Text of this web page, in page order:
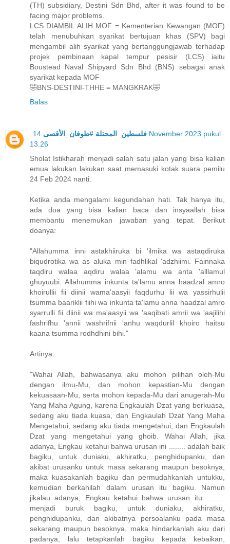
(TH) subsidiary, Destini Sdn Bhd, after it was found to be
facing major problems.
LCS DIAMBIL ALIH MOF = Kementerian Kewangan (MOF)
telah menubuhkan syarikat bertujuan khas (SPV) bagi
mengambil alih syarikat yang bertanggungjawab terhadap
projek pembinaan kapal tempur pesisir (LCS) iaitu
Boustead Naval Shipyard Sdn Bhd (BNS) sebagai anak
syarikat kepada MOF
🤣BNS-DESTINI-THHE = MANGKRAK🤣
Balas
فلسطين_المحتلة #طوفان_الأقصى 14 November 2023 pukul
13.26
Sholat Istikharah menjadi salah satu jalan yang bisa kalian
emua lakukan lakukan saat memasuki kotak suara pemilu
24 Feb 2024 nanti.
Ketika anda mengalami kegundahan hati. Tak hanya itu,
ada doa yang bisa kalian baca dan insyaallah bisa
membantu menemukan jawaban yang tepat. Berikut
doanya:
"Allahumma inni astakhiiruka bi 'ilmika wa astaqdiruka
biqudrotika wa as aluka min fadhlikal 'adzhiimi. Fainnaka
taqdiru walaa aqdiru walaa 'alamu wa anta 'alllamul
ghuyuubi. Allahumma inkunta ta'lamu anna haadzal amro
khoirullii fii diinii wama'aasyii faqdurhu lii wa yassirhulii
tsumma baariklii fiihi wa inkunta ta'lamu anna haadzal amro
syarrulli fii diinii wa ma'aasyii wa 'aaqibati amrii wa 'aajilihi
fashrifhu 'annii washrifnii 'anhu waqdurlil khoiro haitsu
kaana tsumma rodhdhini bihi."
Artinya:
"Wahai Allah, bahwasanya aku mohon pilihan oleh-Mu
dengan ilmu-Mu, dan mohon kepastian-Mu dengan
kekuasaan-Mu, serta mohon kepada-Mu dari anugerah-Mu
Yang Maha Agung, karena Engkaulah Dzat yang berkuasa,
sedang aku tiada kuasa, dan Engkaulah Dzat Yang Maha
Mengetahui, sedang aku tiada mengetahui, dan Engkaulah
Dzat yang mengetahui yang ghoib. Wahai Allah, jika
adanya, Engkau ketahui bahwa urusan ini ........ adalah baik
bagiku, untuk duniaku, akhiratku, penghidupanku, dan
akibat urusanku untuk masa sekarang maupun besoknya,
maka kuasakanlah bagiku dan permudahkanlah untukku,
kemudian berkahilah dalam urusan itu bagiku. Namun
jikalau adanya, Engkau ketahui bahwa urusan itu .........
menjadi buruk bagiku, untuk duniaku, akhiratku,
penghidupanku, dan akibatnya persoalanku pada masa
sekarang maupun besoknya, maka hindarkanlah aku dari
padanya, lalu tetapkanlah bagiku kepada kebaikan,